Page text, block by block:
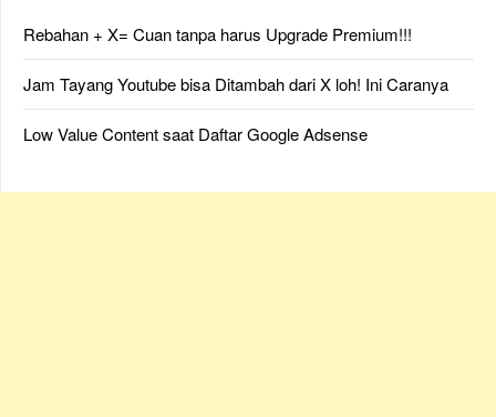
Rebahan + X= Cuan tanpa harus Upgrade Premium!!!
Jam Tayang Youtube bisa Ditambah dari X loh! Ini Caranya
Low Value Content saat Daftar Google Adsense